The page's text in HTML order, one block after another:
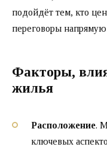
подойдёт тем, кто
переговоры
Факторы,
жилья
Расположение.
ключевых